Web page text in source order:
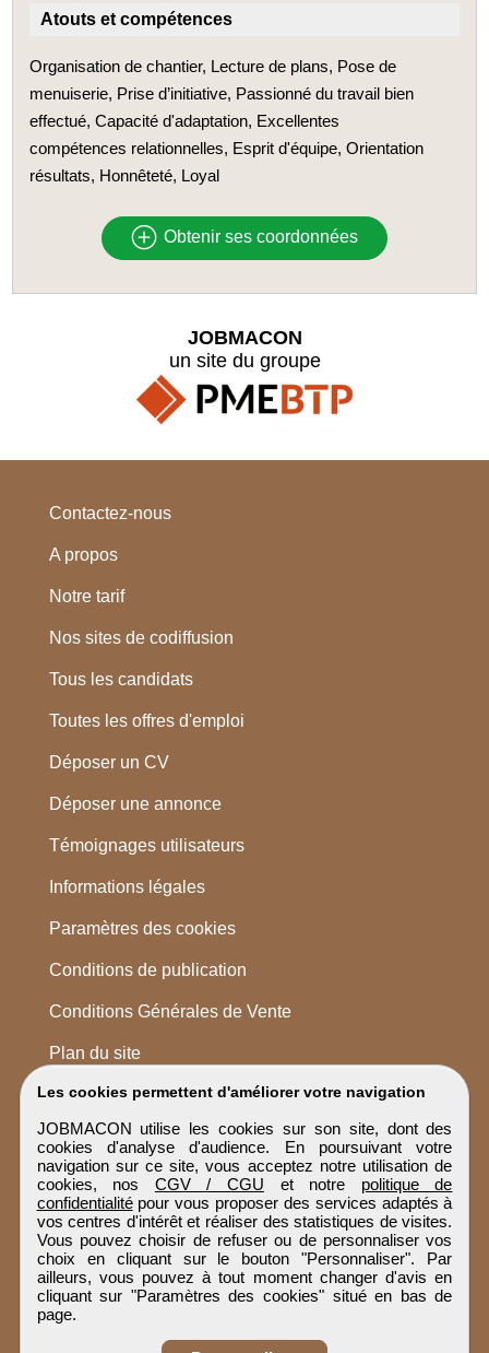
Atouts et compétences
Organisation de chantier, Lecture de plans, Pose de
menuiserie, Prise d’initiative, Passionné du travail bien
effectué, Capacité d'adaptation, Excellentes
compétences relationnelles, Esprit d'équipe, Orientation
résultats, Honnêteté, Loyal
Obtenir ses coordonnées
Les cookies permettent d'améliorer votre navigation
JOBMACON utilise les cookies sur son site, dont des
cookies d'analyse d'audience. En poursuivant votre
navigation sur ce site, vous acceptez notre utilisation de
cookies, nos CGV / CGU et notre politique de
confidentialitépour vous proposer des services adaptés à
vos centres d'intérêt et réaliser des statistiques de visites.
Vous pouvez choisir de refuser ou de personnaliser vos
choix en cliquant sur le bouton "Personnaliser". Par
ailleurs, vous pouvez à tout moment changer d'avis en
cliquant sur "Paramètres des cookies" situé en bas de
page.
JOBMACON
un site du groupe
Contactez-nous
A propos
Notre tarif
Nos sites de codiffusion
Tous les candidats
Toutes les offres d'emploi
Déposer un CV
Déposer une annonce
Témoignages utilisateurs
Informations légales
Paramètres des cookies
Conditions de publication
Conditions Générales de Vente
Plan du site